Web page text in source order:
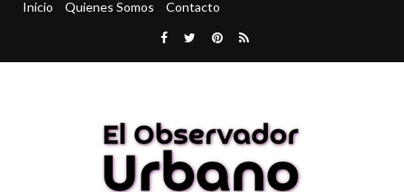
Inicio Quienes Somos Contacto